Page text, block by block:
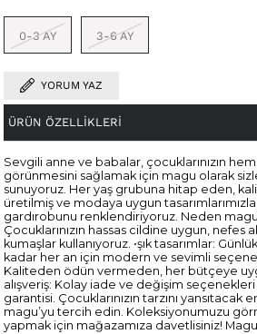
0-3 AY 3-6 AY
YORUM YAZ
ÜRÜN ÖZELLIKLERI
Sevgili anne ve babalar, çocuklarınızın
görünmesini sağlamak için magu olarak
sunuyoruz. Her yaş grubuna hitap eden,
üretilmiş ve modaya uygun tasarımlarımızla
gardırobunu renklendiriyoruz. Neden
Çocuklarınızın hassas cildine uygun, nefes
kumaşlar kullanıyoruz. •şık tasarımlar:
kadar her an için modern ve sevimli
Kaliteden ödün vermeden, her bütçeye
alışveriş: Kolay iade ve değişim
garantisi. Çocuklarınızın tarzını yansıtacak
magu’yu tercih edin. Koleksiyonumuzu
yapmak için mağazamıza davetlisiniz!